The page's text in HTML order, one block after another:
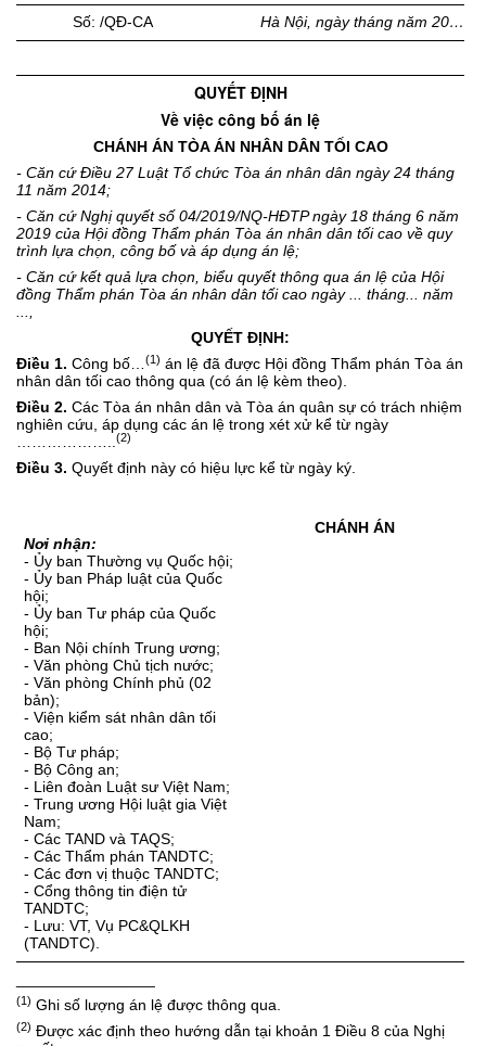
Số: /QĐ-CA Hà Nội, ngày tháng năm 20…
QUYẾT ĐỊNH
Về việc công bố án lệ
CHÁNH ÁN TÒA ÁN NHÂN DÂN TỐI CAO
- Căn cứ Điều 27 Luật Tổ chức Tòa án nhân dân ngày 24 tháng
11 năm 2014;
- Căn cứ Nghị quyết số 04/2019/NQ-HĐTP ngày 18 tháng 6 năm
2019 của Hội đồng Thẩm phán Tòa án nhân dân tối cao về quy
trình lựa chọn, công bố và áp dụng án lệ;
- Căn cứ kết quả lựa chọn, biểu quyết thông qua án lệ của Hội
đồng Thẩm phán Tòa án nhân dân tối cao ngày ... tháng... năm
QUYẾT ĐỊNH:
Điều 1. Công bố… (1) án lệ đã được Hội đồng Thẩm phán Tòa án
nhân dân tối cao thông qua (có án lệ kèm theo).
Điều 2. Các Tòa án nhân dân và Tòa án quân sự có trách nhiệm
nghiên cứu, áp dụng các án lệ trong xét xử kể từ ngày
(2)
Điều 3. Quyết định này có hiệu lực kể từ ngày ký.
Nơi nhận:
- Ủy ban Thường vụ Quốc hội;
- Ủy ban Pháp luật của Quốc
hội;
- Ủy ban Tư pháp của Quốc
hội;
- Ban Nội chính Trung ương;
- Văn phòng Chủ tịch nước;
- Văn phòng Chính phủ (02
bản);
- Viện kiểm sát nhân dân tối
cao;
- Bộ Tư pháp;
- Bộ Công an;
- Liên đoàn Luật sư Việt Nam;
- Trung ương Hội luật gia Việt
Nam;
- Các TAND và TAQS;
- Các Thẩm phán TANDTC;
- Các đơn vị thuộc TANDTC;
- Cổng thông tin điện tử
TANDTC;
- Lưu: VT, Vụ PC&QLKH
(TANDTC).
CHÁNH ÁN
(1) Ghi số lượng án lệ được thông qua.
(2) Được xác định theo hướng dẫn tại khoản 1 Điều 8 của Nghị